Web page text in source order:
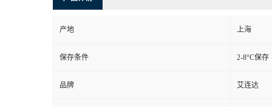
产地 上海
保存条件 2-8°C保存
品牌 艾连达